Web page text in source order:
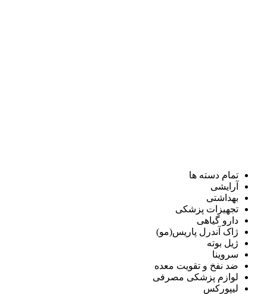
تمام دسته ها
آرایشی
بهداشتی
تجهیزات پزشکی
دارو گیاهی
ژاک آندرل پاریس(مو)
ژیل بوته
سروینا
ضد نفخ و تقویت معده
لوازم پزشکی مصرفی
لیپورکس